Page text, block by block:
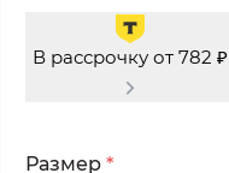
В рассрочку от 782 ₽
Размер *